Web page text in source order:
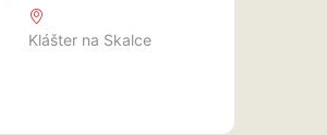
Klášter na Skalce